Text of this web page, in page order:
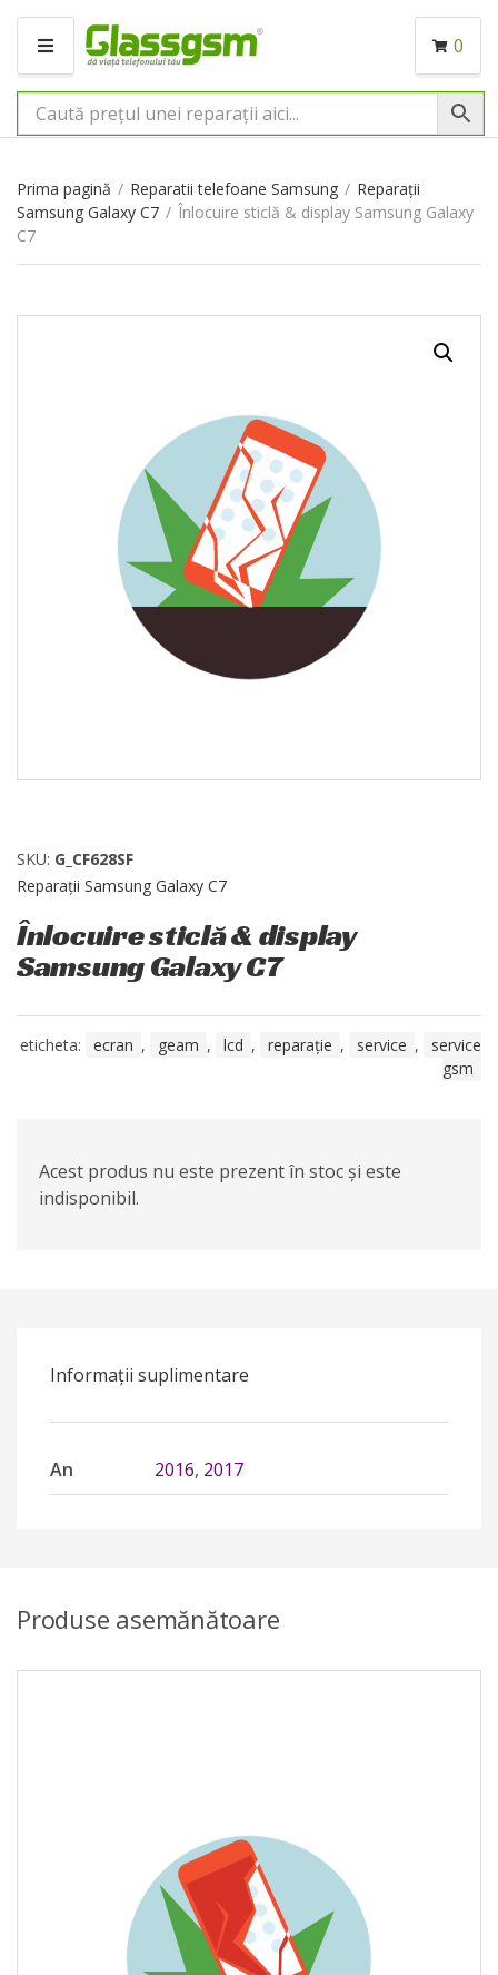
M
N
I
0
Prima pagină / Reparatii telefoane Samsung / Reparații
Samsung Galaxy C7 / Înlocuire sticlă & display Samsung Galaxy
C7
SKU: G_CF628SF
Reparații Samsung Galaxy C7
Înlocuire sticlă & display
Samsung Galaxy C7
eticheta: ecran , geam , lcd , reparație , service ,
service
gsm
Acest produs nu este prezent în stoc și este
indisponibil.
Informații suplimentare
An 2016, 2017
Produse asemănătoare